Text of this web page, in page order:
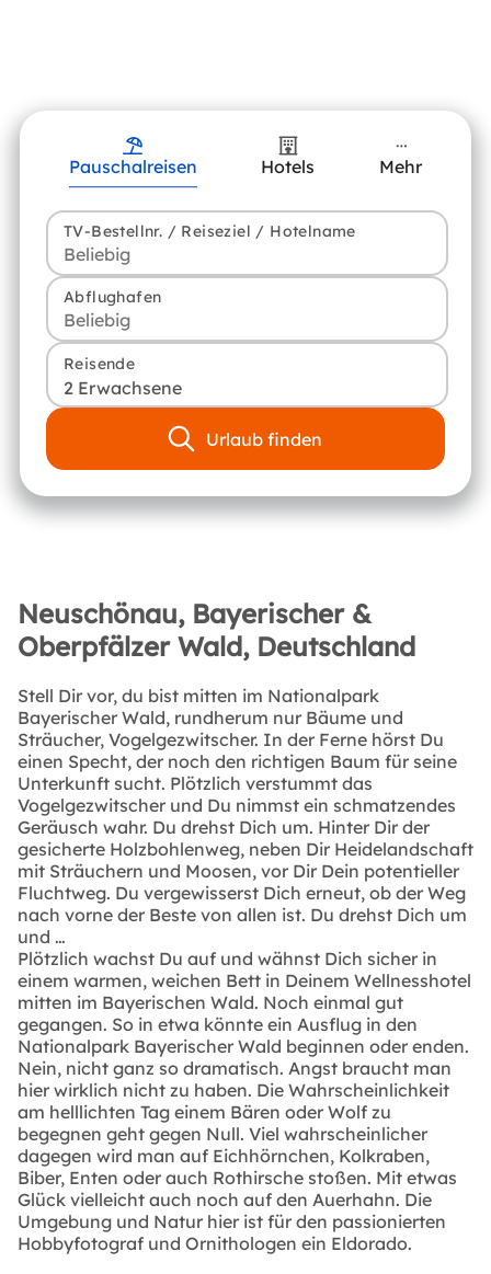
Pauschalreisen Hotels Mehr
TV-Bestellnr. / Reiseziel / Hotelname
Abflughafen
Reisende
2 Erwachsene
Urlaub finden
Neuschönau, Bayerischer &
Oberpfälzer Wald, Deutschland
Stell Dir vor, du bist mitten im Nationalpark
Bayerischer Wald, rundherum nur Bäume und
Sträucher, Vogelgezwitscher. In der Ferne hörst Du
einen Specht, der noch den richtigen Baum für seine
Unterkunft sucht. Plötzlich verstummt das
Vogelgezwitscher und Du nimmst ein schmatzendes
Geräusch wahr. Du drehst Dich um. Hinter Dir der
gesicherte Holzbohlenweg, neben Dir Heidelandschaft
mit Sträuchern und Moosen, vor Dir Dein potentieller
Fluchtweg. Du vergewisserst Dich erneut, ob der Weg
nach vorne der Beste von allen ist. Du drehst Dich um
und …
Plötzlich wachst Du auf und wähnst Dich sicher in
einem warmen, weichen Bett in Deinem Wellnesshotel
mitten im Bayerischen Wald. Noch einmal gut
gegangen. So in etwa könnte ein Ausflug in den
Nationalpark Bayerischer Wald beginnen oder enden.
Nein, nicht ganz so dramatisch. Angst braucht man
hier wirklich nicht zu haben. Die Wahrscheinlichkeit
am helllichten Tag einem Bären oder Wolf zu
begegnen geht gegen Null. Viel wahrscheinlicher
dagegen wird man auf Eichhörnchen, Kolkraben,
Biber, Enten oder auch Rothirsche stoßen. Mit etwas
Glück vielleicht auch noch auf den Auerhahn. Die
Umgebung und Natur hier ist für den passionierten
Hobbyfotograf und Ornithologen ein Eldorado.